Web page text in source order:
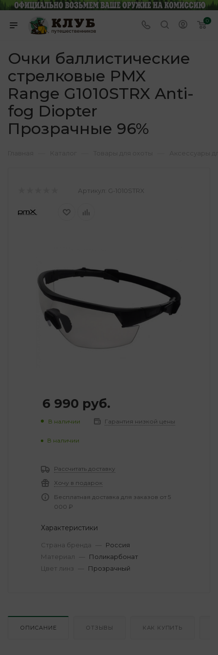
0
Очки баллистические
стрелковые PMX
Range G1010STRX Anti-
fog Diopter
Прозрачные 96%
Артикул: G-1010STRX
6 990 руб.
В наличии Гарантия низкой цены
В наличии
Рассчитать доставку
Хочу в подарок
Бесплатная доставка для заказов от 5
000 ₽
Характеристики
Страна бренда — Россия
Материал — Поликарбонат
Цвет линз — Прозрачный
ОПИСАНИЕ ОТЗЫВЫ КАК КУПИТЬ